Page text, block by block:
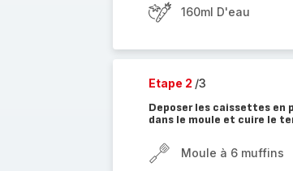
160ml D'eau
Etape 2 /3
Deposer les caissettes en
dans le moule et cuire le
Moule à 6 muffins